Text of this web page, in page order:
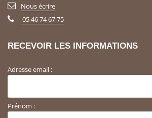
Nous écrire
05 46 74 67 75
RECEVOIR LES INFORMATIONS
Adresse email :
Prénom :